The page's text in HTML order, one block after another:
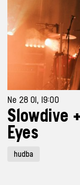
Ne 28 01, 19:00
Slowdive
Eyes
hudba